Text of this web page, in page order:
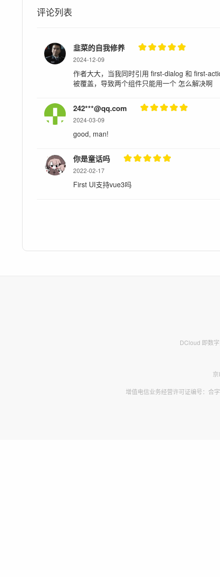
评论列表
韭菜的自我修养
2024-12-09
作者大大，当我同时引用 first-dialog 和 first-
被覆盖，导致两个组件只能用一个 怎么解决啊
242***@qq.com
2024-03-09
good, man!
你是童话吗
2022-02-17
First UI支持vue3吗
DCloud 即数
增值电信业务经营许可证编号：合